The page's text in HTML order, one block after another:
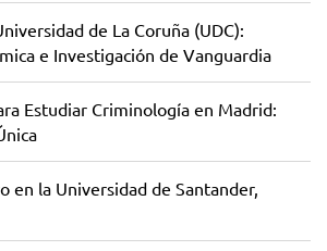
de La Coruña (UDC):
e Investigación de Vanguardia
Estudiar Criminología en Madrid:
en la Universidad de Santander,